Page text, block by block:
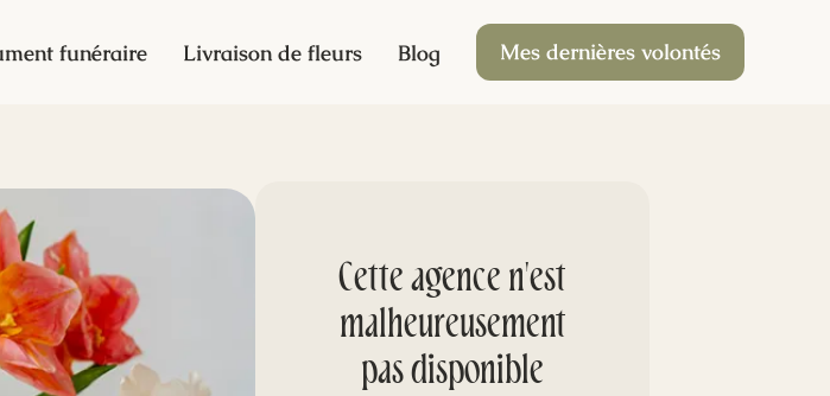
funéraire Livraison de fleurs Blog Mes dernières volontés
Cette agence n'est
malheureusement
pas disponible